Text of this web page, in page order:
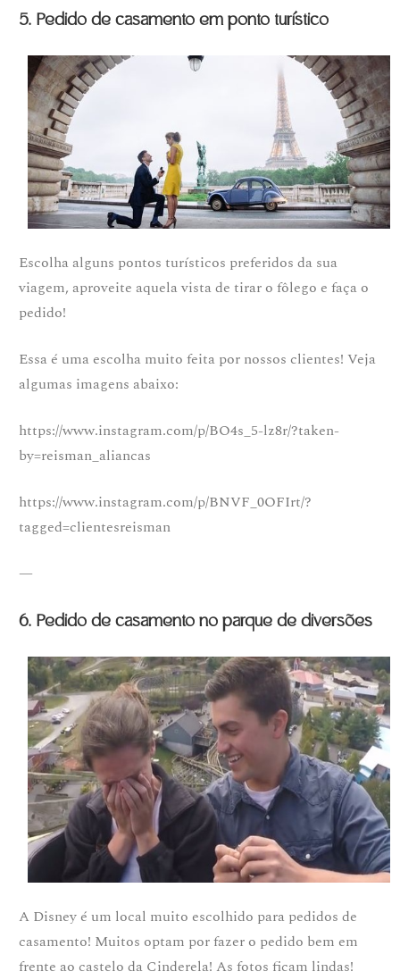
5. Pedido de casamento em ponto turístico
Escolha alguns pontos turísticos preferidos da sua
viagem, aproveite aquela vista de tirar o fôlego e faça o
pedido!
Essa é uma escolha muito feita por nossos clientes! Veja
algumas imagens abaixo:
https://www.instagram.com/p/BO4s_5-lz8r/?taken-
by=reisman_aliancas
https://www.instagram.com/p/BNVF_0OFIrt/?
tagged=clientesreisman
—
6. Pedido de casamento no parque de diversões
A Disney é um local muito escolhido para pedidos de
casamento! Muitos optam por fazer o pedido bem em
frente ao castelo da Cinderela! As fotos ficam lindas!